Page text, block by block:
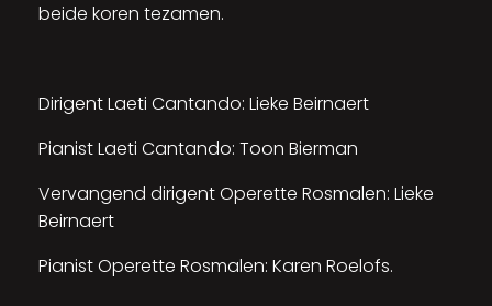
beide koren tezamen.
Dirigent Laeti Cantando: Lieke Beirnaert
Pianist Laeti Cantando: Toon Bierman
Vervangend dirigent Operette Rosmalen: Lieke
Beirnaert
Pianist Operette Rosmalen: Karen Roelofs.